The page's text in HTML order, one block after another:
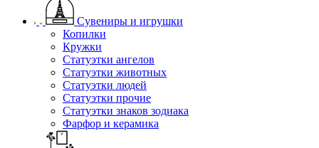
Сувениры и игрушки
Копилки
Кружки
Статуэтки ангелов
Статуэтки животных
Статуэтки людей
Статуэтки прочие
Статуэтки знаков зодиака
Фарфор и керамика